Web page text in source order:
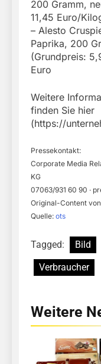
200 Gramm,
11,45 Euro/
– Alesto
Paprika, 200
(Grundpreis:
Euro
Weitere
finden Sie hier
(https://
Pressekontakt:
Corporate Media
KG
07063/931 60 90 ·
Original-Content
Quelle: ots
Tagged: Bild
Verbraucher
Weitere